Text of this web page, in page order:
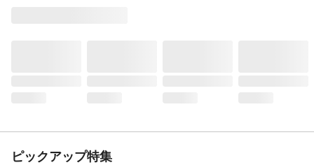
ピックアップ特集